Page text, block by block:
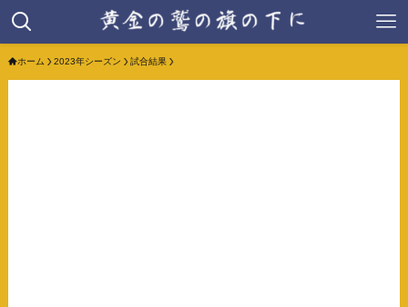
ホーム 2023年シーズン 試合結果